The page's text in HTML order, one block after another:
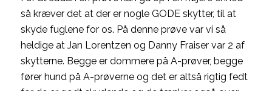
så kræver det at der er nogle GODE skytter, til at
skyde fuglene for os. På denne prøve var vi så
heldige at Jan Lorentzen og Danny Fraiser var 2 af
skytterne. Begge er dommere på A-prøver, begge
fører hund på A-prøverne og det er altså rigtig fedt